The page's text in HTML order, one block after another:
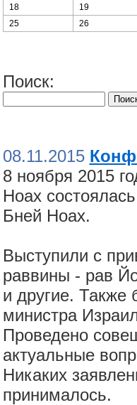
18
19
25
26
Поиск:
08.11.2015
8 ноября 2015
Ноах
Бней Ноах.
Выступили с
раввины - рав
и другие. Также
министра
Проведено
актуальные
Никаких
принималось.